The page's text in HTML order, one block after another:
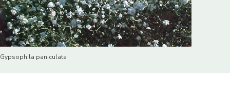
Gypsophila paniculata